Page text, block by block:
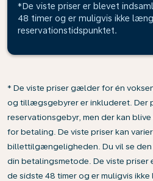
*De viste priser er blevet
48 timer og er muligvis ikke
reservationstidspunktet.
* De viste priser gælder for én
og tillægsgebyrer er inkluderet. Der
reservationsgebyr, men der kan
for betaling. De viste priser kan
billettilgængeligheden. Du vil se
din betalingsmetode. De viste priser
de sidste 48 timer og er muligvis